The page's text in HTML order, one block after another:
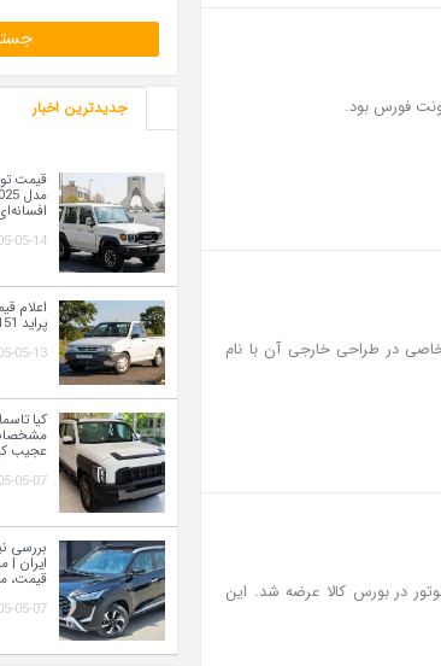
خاصی در طراحی خارجی آن با نام
۲۳ آبان ماه توسط بهمن موتور در بورس کالا عرضه شد. این
جدیدترین اخبار
افسانه‌ای 42
1405-05-14 |
اعلام
پراید 151 در مرداد 1405
1405-05-13 |
کیا
عجیب
1405-05-07 |
ایران |
قیمت،
1405-05-07 |